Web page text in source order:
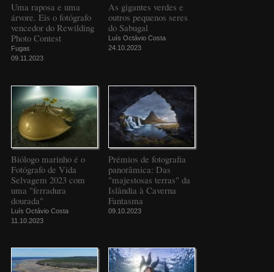
Uma raposa e uma
árvore. Eis o fotógrafo
vencedor do Rewilding
Photo Contest
Fugas
09.11.2023
As gigantes verdes e
outros pequenos seres
do Sabugal
Luís Octávio Costa
24.10.2023
Biólogo marinho é o
Fotógrafo de Vida
Selvagem 2023 com
uma "ferradura
dourada"
Luís Octávio Costa
11.10.2023
Prémios de fotografia
panorâmica: Das
"majestosas terras" da
Islândia à Caverna
Fantasma
09.10.2023